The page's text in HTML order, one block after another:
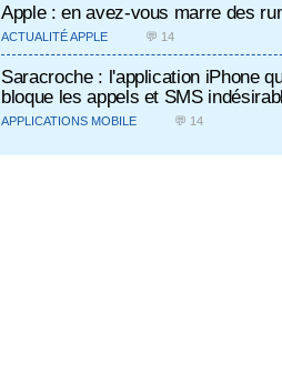
Apple : en avez-vous marre des
ACTUALITÉ APPLE 💬 14
Saracroche : l'application iPhone
bloque les appels et SMS
APPLICATIONS MOBILE 💬 14